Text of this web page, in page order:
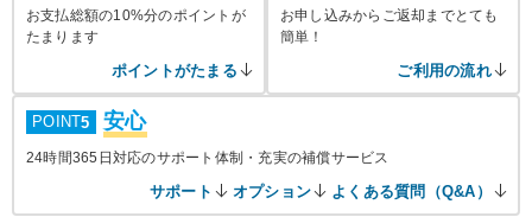
お支払総額の10%分のポイントが
たまります
ポイントがたまる
お申し込みからご返却までとても
簡単！
ご利用の流れ
POINT5 安心
24時間365日対応のサポート体制・充実の補償サービス
サポート オプション よくある質問（Q&A）